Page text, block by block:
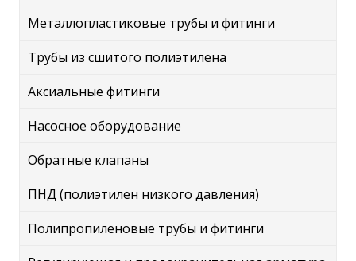
Металлопластиковые трубы и фитинги
Трубы из сшитого полиэтилена
Аксиальные фитинги
Насосное оборудование
Обратные клапаны
ПНД (полиэтилен низкого давления)
Полипропиленовые трубы и фитинги